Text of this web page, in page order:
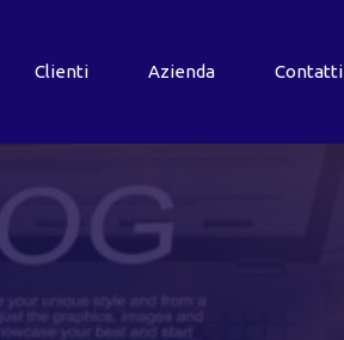
Clienti Azienda Contatti